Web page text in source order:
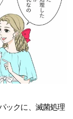
ックに、滅菌処理